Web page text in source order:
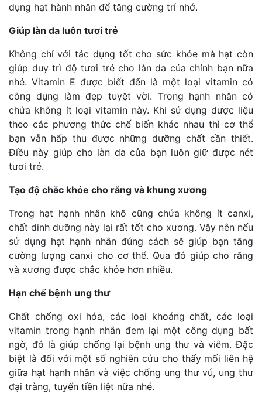
dụng hạt hành nhân để tăng cường trí nhớ.
Giúp làn da luôn tươi trẻ
Không chỉ với tác dụng tốt cho sức khỏe mà hạt còn
giúp duy trì độ tươi trẻ cho làn da của chính bạn nữa
nhé. Vitamin E được biết đến là một loại vitamin có
công dụng làm đẹp tuyệt vời. Trong hạnh nhân có
chứa không ít loại vitamin này. Khi sử dụng dược liệu
theo các phương thức chế biến khác nhau thì cơ thể
bạn vẫn hấp thu được những dưỡng chất cần thiết.
Điều này giúp cho làn da của bạn luôn giữ được nét
tươi trẻ.
Tạo độ chắc khỏe cho răng và khung xương
Trong hạt hạnh nhân khô cũng chứa không ít canxi,
chất dinh dưỡng này lại rất tốt cho xương. Vậy nên nếu
sử dụng hạt hạnh nhân đúng cách sẽ giúp bạn tăng
cường lượng canxi cho cơ thể. Qua đó giúp cho răng
và xương được chắc khỏe hơn nhiều.
Hạn chế bệnh ung thư
Chất chống oxi hóa, các loại khoáng chất, các loại
vitamin trong hạnh nhân đem lại một công dụng bất
ngờ, đó là giúp chống lại bệnh ung thư và viêm. Đặc
biệt là đối với một số nghiên cứu cho thấy mối liên hệ
giữa hạt hạnh nhân và việc chống ung thư vú, ung thư
đại tràng, tuyến tiền liệt nữa nhé.